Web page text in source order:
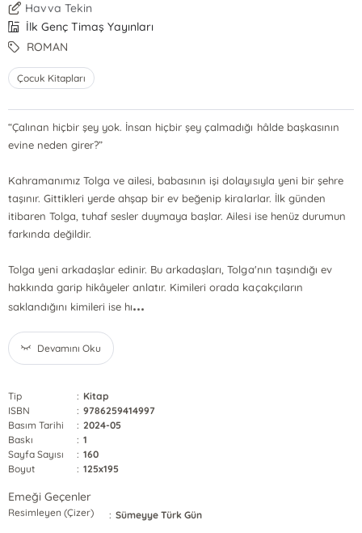
Havva Tekin
İlk Genç Timaş Yayınları
ROMAN
Çocuk Kitapları
“Çalınan hiçbir şey yok. İnsan hiçbir şey çalmadığı hâlde başkasının
evine neden girer?”
Kahramanımız Tolga ve ailesi, babasının işi dolayısıyla yeni bir şehre
taşınır. Gittikleri yerde ahşap bir ev beğenip kiralarlar. İlk günden
itibaren Tolga, tuhaf sesler duymaya başlar. Ailesi ise henüz durumun
farkında değildir.
Tolga yeni arkadaşlar edinir. Bu arkadaşları, Tolga'nın taşındığı ev
hakkında garip hikâyeler anlatır. Kimileri orada kaçakçıların
saklandığını kimileri ise hı...
Devamını Oku
Tip : Kitap
ISBN
: 9786259414997
Basım Tarihi
: 2024-05
Baskı
: 1
Sayfa Sayısı
: 160
Boyut
: 125x195
Emeği Geçenler
Resimleyen (Çizer) : Sümeyye Türk Gün